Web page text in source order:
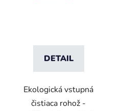
DETAIL
Ekologická vstupná
čistiaca rohož -